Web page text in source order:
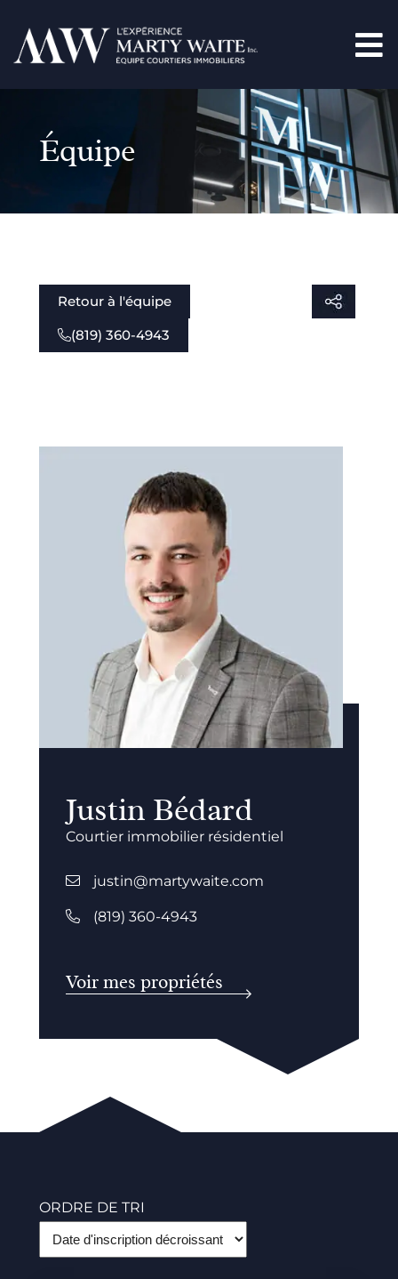
Équipe
Retour à l'équipe
(819) 360-4943
Justin Bédard
Courtier immobilier résidentiel
justin@martywaite.com
(819) 360-4943
Voir mes propriétés
ORDRE DE TRI